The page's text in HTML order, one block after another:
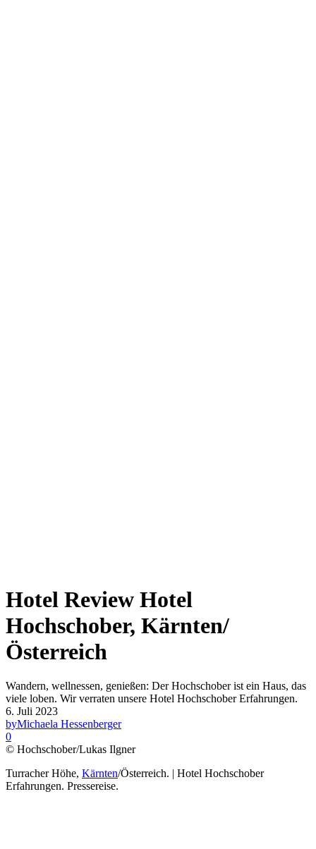
Hotel Review Hotel
Hochschober, Kärnten/
Österreich
Wandern, wellnessen, genießen: Der Hochschober ist ein Haus, das
viele loben. Wir verraten unsere Hotel Hochschober Erfahrungen.
6. Juli 2023
byMichaela Hessenberger
0
© Hochschober/Lukas Ilgner
Turracher Höhe, Kärnten/Österreich. | Hotel Hochschober
Erfahrungen. Pressereise.